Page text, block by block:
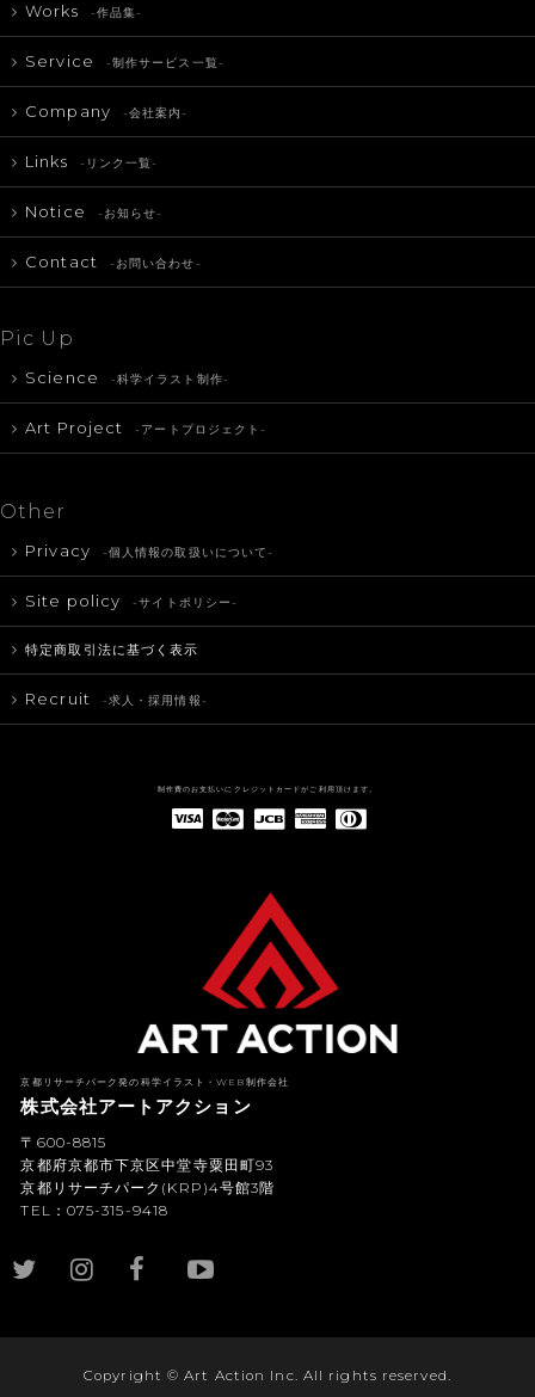
Works -作品集-
Service -制作サービス一覧-
Company -会社案内-
Links -リンク一覧-
Notice -お知らせ-
Contact -お問い合わせ-
Pic Up
Science -科学イラスト制作-
Art Project -アートプロジェクト-
Other
Privacy -個人情報の取扱いについて-
Site policy -サイトポリシー-
特定商取引法に基づく表示
Recruit -求人・採用情報-
制作費のお支払いにクレジットカードがご利用頂けます。
京都リサーチパーク発の科学イラスト・WEB制作会社
株式会社アートアクション
〒600-8815
京都府京都市下京区中堂寺粟田町93
京都リサーチパーク(KRP)4号館3階
TEL：075-315-9418
Copyright © Art Action Inc. All rights reserved.